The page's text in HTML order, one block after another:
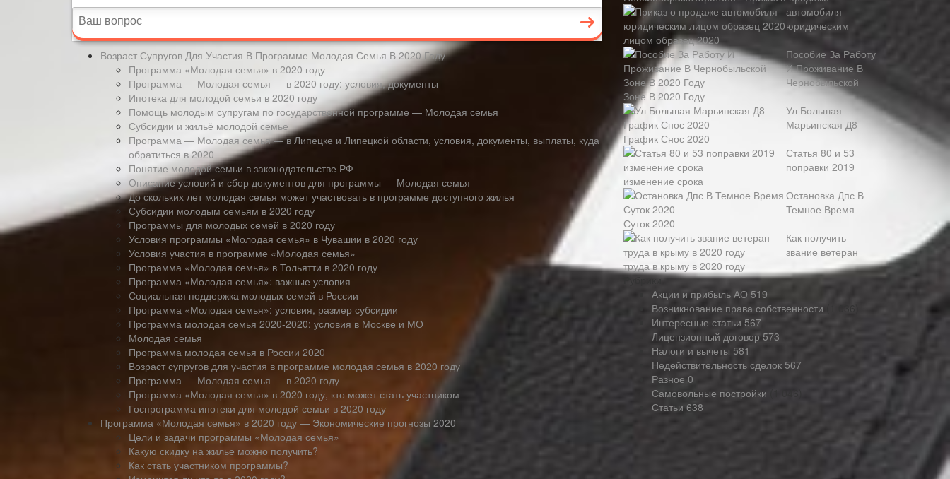
Возраст Супругов Для Участия В Программе Молодая Семья В 2020 Году
Программа «Молодая семья» в 2020 году
Программа — Молодая семья — в 2020 году: условия, документы
Ипотека для молодой семьи в 2020 году
Помощь молодым супругам по государственной программе — Молодая семья
Субсидии и жильё молодой семье
Программа — Молодая семья — в Липецке и Липецкой области, условия, документы, выплаты, куда
обратиться в 2020
Понятие молодой семьи в законодательстве РФ
Описание условий и сбор документов для программы — Молодая семья
До скольких лет молодая семья может участвовать в программе доступного жилья
Субсидии молодым семьям в 2020 году
Программы для молодых семей в 2020 году
Условия программы «Молодая семья» в Чувашии в 2020 году
Условия участия в программе «Молодая семья»
Программа «Молодая семья» в Тольятти в 2020 году
Программа «Молодая семья»: важные условия
Социальная поддержка молодых семей в России
Программа «Молодая семья»: условия, размер субсидии
Программа молодая семья 2020-2020: условия в Москве и МО
Молодая семья
Программа молодая семья в России 2020
Возраст супругов для участия в программе молодая семья в 2020 году
Программа — Молодая семья — в 2020 году
Программа «Молодая семья» в 2020 году, кто может стать участником
Госпрограмма ипотеки для молодой семьи в 2020 году
Программа «Молодая семья» в 2020 году — Экономические прогнозы 2020
Цели и задачи программы «Молодая семья»
Какую скидку на жилье можно получить?
Как стать участником программы?
автомобиля
юридическим
лицом образец 2020
Пособие За Работу
И Проживание В
Чернобыльской
Зоне В 2020 Году
Ул Большая
Марьинская Д8
График Снос 2020
Статья 80 и 53
поправки 2019
изменение срока
Остановка Дпс В
Темное Время
Суток 2020
Как получить
звание ветеран
труда в крыму в 2020 году
Рубрики
Акции и прибыль АО 519
Возникнование права собственности
Интересные статьи 567
Лицензионный договор 573
Налоги и вычеты 581
Недействительность сделок 567
Разное 0
Самовольные постройки
Статьи 638